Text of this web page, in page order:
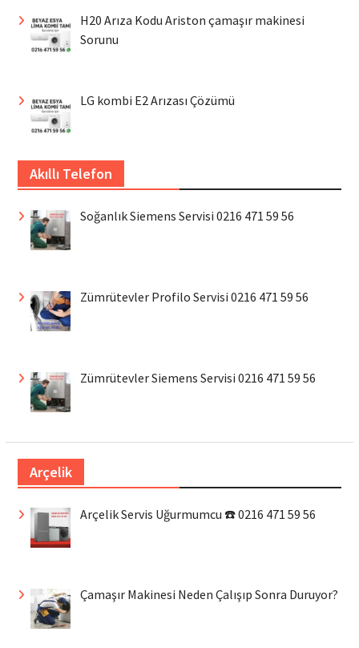
H20 Arıza Kodu Ariston çamaşır makinesi
Sorunu
LG kombi E2 Arızası Çözümü
Akıllı Telefon
Soğanlık Siemens Servisi 0216 471 59 56
Zümrütevler Profilo Servisi 0216 471 59 56
Zümrütevler Siemens Servisi 0216 471 59 56
Arçelik
Arçelik Servis Uğurmumcu ☎️ 0216 471 59 56
Çamaşır Makinesi Neden Çalışıp Sonra Duruyor?